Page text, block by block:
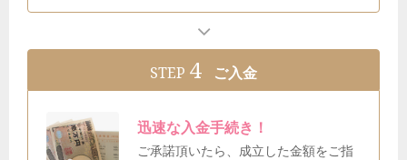
STEP 4 ご入金
迅速な入金手続き！
ご承諾頂いたら、成立した金額をご指